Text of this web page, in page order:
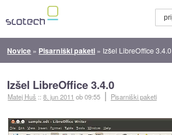
Novice » Pisarniški paketi » Izšel LibreOffice 3.4.0
Izšel LibreOffice 3.4.0
Matej Huš ::8. jun 2011 ob 09:55 Pisarniški paketi